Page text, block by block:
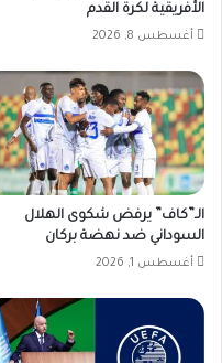
الأفريقية لكرة القدم
أغسطس 8, 2026
الـ”كاف” يرفض شكوى الهلال
السوداني ضد نهضة بركان
أغسطس 1, 2026